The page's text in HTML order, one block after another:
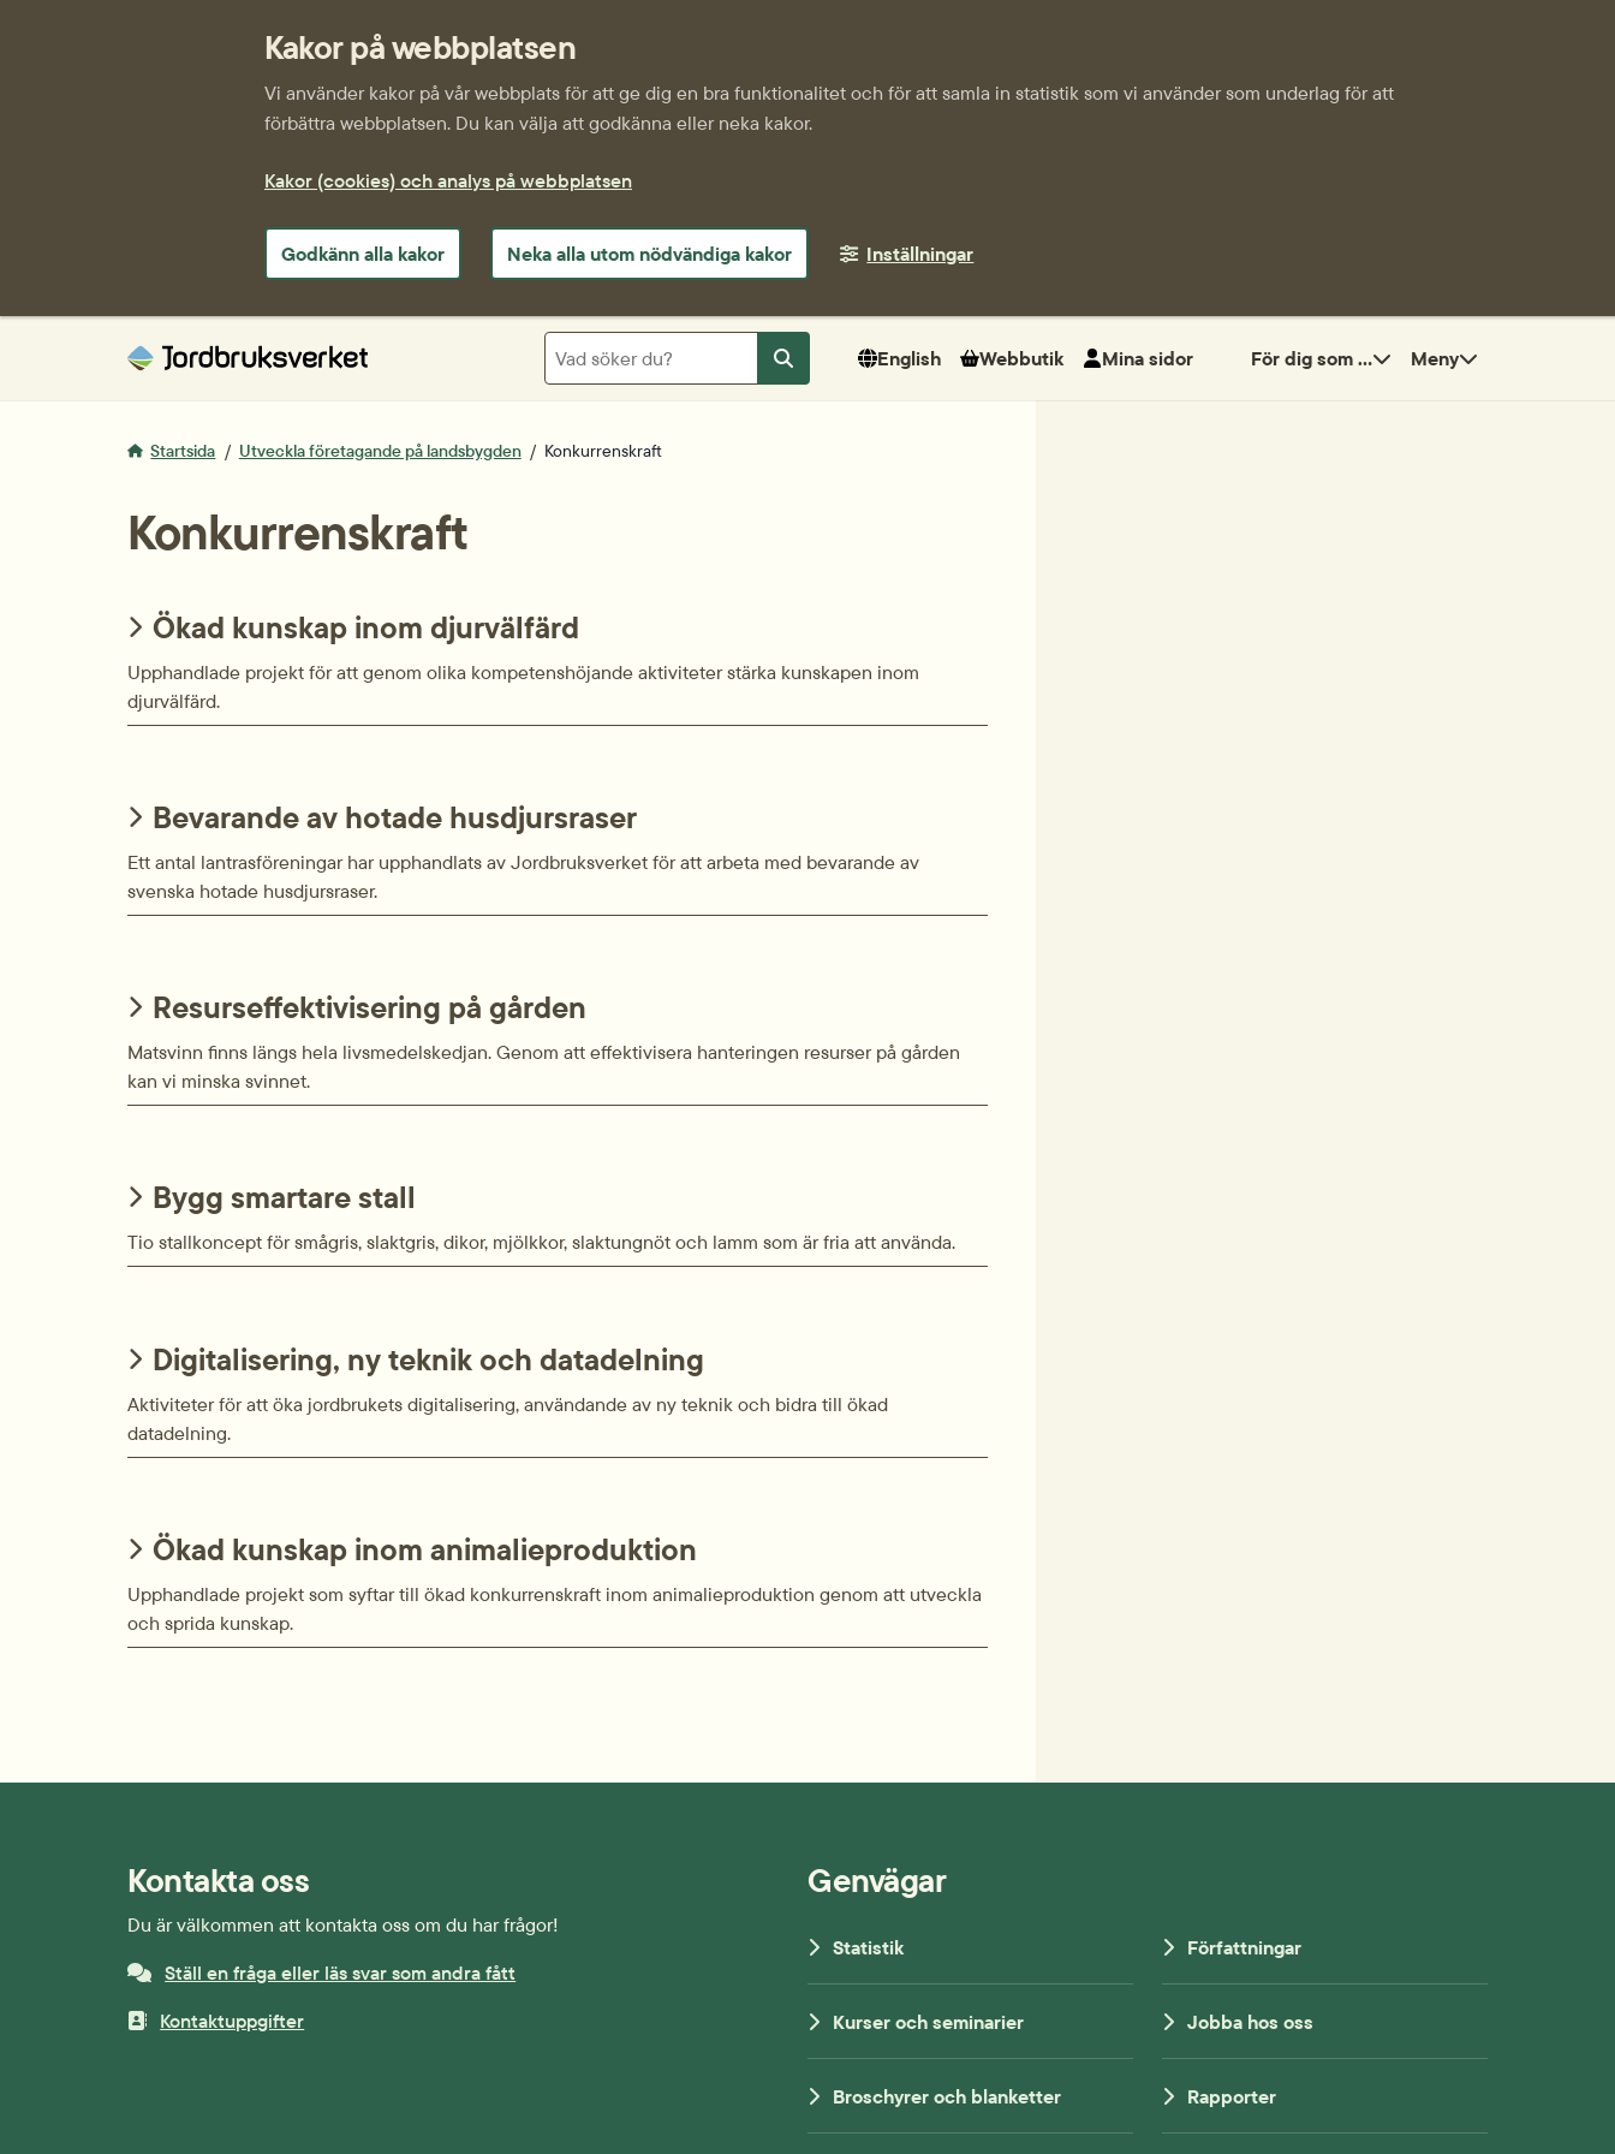
Kakor på webbplatsen
Vi använder kakor på vår webbplats för att ge dig en bra funktionalitet och för att samla in statistik som vi använder som underlag för att
förbättra webbplatsen. Du kan välja att godkänna eller neka kakor.
Kakor (cookies) och analys på webbplatsen
Godkänn alla kakor Neka alla utom nödvändiga kakor Inställningar
Sök
Sök
English Webbutik Mina sidor För dig som ... Meny
Startsida Utveckla företagande på landsbygden Konkurrenskraft
Konkurrenskraft
Ökad kunskap inom djurvälfärd
Upphandlade projekt för att genom olika kompetenshöjande aktiviteter stärka kunskapen inom
djurvälfärd.
Bevarande av hotade husdjurs­raser
Ett antal lantrasföreningar har upphandlats av Jordbruksverket för att arbeta med bevarande av
svenska hotade husdjurs­raser.
Resurseffektivisering på gården
Matsvinn finns längs hela livsmedelskedjan. Genom att effektivisera hanteringen resurser på gården
kan vi minska svinnet.
Bygg smartare stall
Tio stallkoncept för smågris, slaktgris, dikor, mjölkkor, slaktungnöt och lamm som är fria att använda.
Digitalisering, ny teknik och datadelning
Aktiviteter för att öka jordbrukets digitalisering, användande av ny teknik och bidra till ökad
datadelning.
Ökad kunskap inom animalieproduktion
Upphandlade projekt som syftar till ökad konkurrenskraft inom animalieproduktion genom att utveckla
och sprida kunskap.
Kontakta oss
Du är välkommen att kontakta oss om du har frågor!
Ställ en fråga eller läs svar som andra fått
Kontaktuppgifter
Genvägar
Statistik Författningar
Kurser och seminarier Jobba hos oss
Broschyrer och blanketter Rapporter